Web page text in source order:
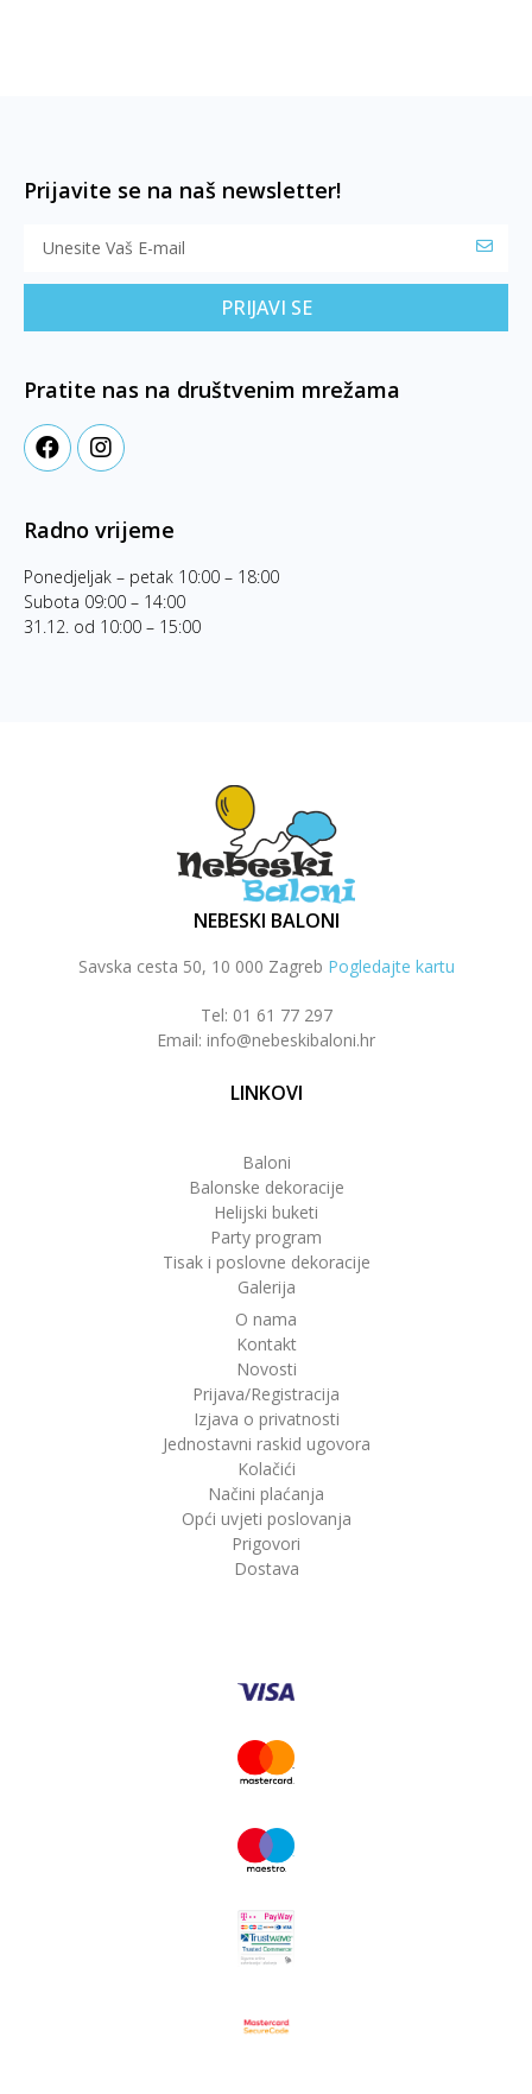
Prijavite se na naš newsletter!
PRIJAVI SE
Pratite nas na društvenim mrežama
Radno vrijeme
Ponedjeljak – petak 10:00 – 18:00
Subota 09:00 – 14:00
31.12. od 10:00 – 15:00
NEBESKI BALONI
Savska cesta 50, 10 000 Zagreb Pogledajte kartu
Tel: 01 61 77 297
Email: info@nebeskibaloni.hr
LINKOVI
Baloni
Balonske dekoracije
Helijski buketi
Party program
Tisak i poslovne dekoracije
Galerija
O nama
Kontakt
Novosti
Prijava/Registracija
Izjava o privatnosti
Jednostavni raskid ugovora
Kolačići
Načini plaćanja
Opći uvjeti poslovanja
Prigovori
Dostava